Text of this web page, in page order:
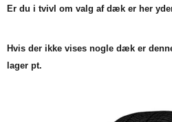
Er du i tvivl om valg af dæk er her
Hvis der ikke vises nogle dæk er
lager pt.